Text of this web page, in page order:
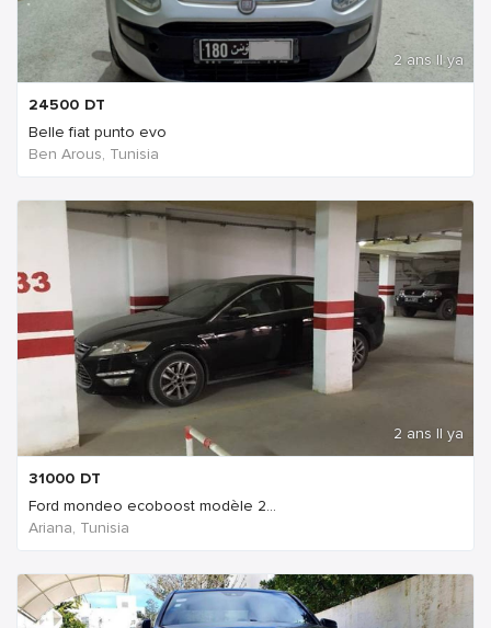
2 ans Il ya
24500 DT
Belle fiat punto evo
Ben Arous, Tunisia
2 ans Il ya
31000 DT
Ford mondeo ecoboost modèle 2...
Ariana, Tunisia